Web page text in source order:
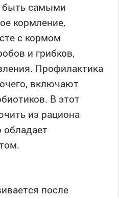
быть самыми
кормление,
с кормом
и грибков,
Профилактика
включают
В этот
из рациона
обладает
после